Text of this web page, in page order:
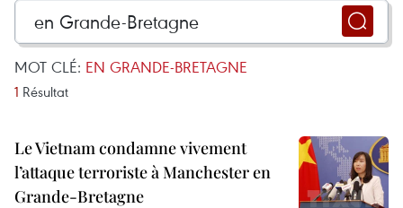
MOT CLÉ: EN GRANDE-BRETAGNE
1 Résultat
Le Vietnam condamne vivement
l’attaque terroriste à Manchester en
Grande-Bretagne